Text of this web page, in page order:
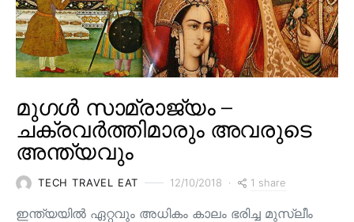
മുഗൾ സാമ്രാജ്യം –
ചക്രവർത്തിമാരും അവരുടെ
അന്ത്യവും
TECH TRAVEL EAT 12/10/2018 1 share
ഇന്ത്യയിൽ ഏറ്റവും അധികം കാലം ഭരിച്ച മുസ്ലീം